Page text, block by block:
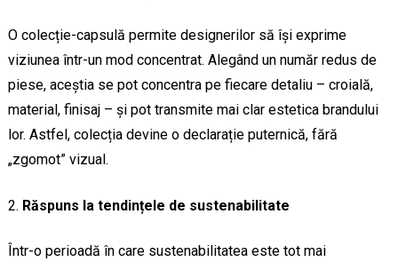
O colecție-capsulă permite designerilor să își exprime
viziunea într-un mod concentrat. Alegând un număr redus de
piese, aceștia se pot concentra pe fiecare detaliu – croială,
material, finisaj – și pot transmite mai clar estetica brandului
lor. Astfel, colecția devine o declarație puternică, fără
„zgomot” vizual.
Răspuns la tendințele de sustenabilitate
Într-o perioadă în care sustenabilitatea este tot mai